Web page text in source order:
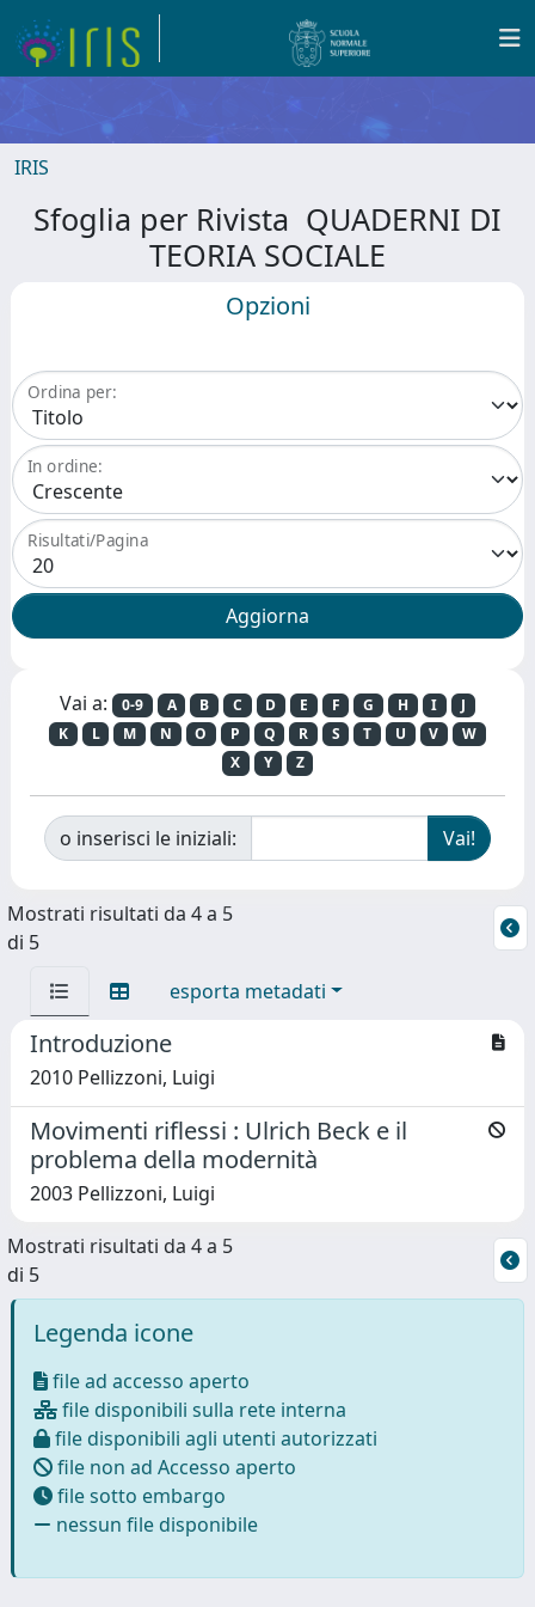
IRIS
Sfoglia per Rivista QUADERNI DI
TEORIA SOCIALE
Opzioni
Ordina per:
In ordine:
Risultati/Pagina
Vai a: 0-9 A B C D E F G H I
J
K
L M N O P Q R S T U V
W
X
Y Z
o inserisci le iniziali:
Mostrati risultati da 4 a 5
di 5
esporta metadati
Introduzione
2010 Pellizzoni, Luigi
Movimenti riflessi : Ulrich Beck e il
problema della modernità
2003 Pellizzoni, Luigi
Mostrati risultati da 4 a 5
di 5
Legenda icone
file ad accesso aperto
file disponibili sulla rete interna
file disponibili agli utenti autorizzati
file non ad Accesso aperto
file sotto embargo
nessun file disponibile